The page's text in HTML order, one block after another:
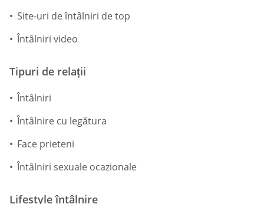
Site-uri de întâlniri de top
Întâlniri video
Tipuri de relații
Întâlniri
Întâlnire cu legătura
Face prieteni
Întâlniri sexuale ocazionale
Lifestyle întâlnire